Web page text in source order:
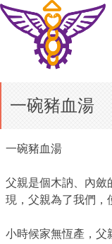
一碗豬血湯
一碗豬血湯
父親是個木訥、內斂
現，父親為了我們，
小時候家無恆產，父